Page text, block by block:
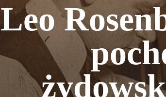
Leo